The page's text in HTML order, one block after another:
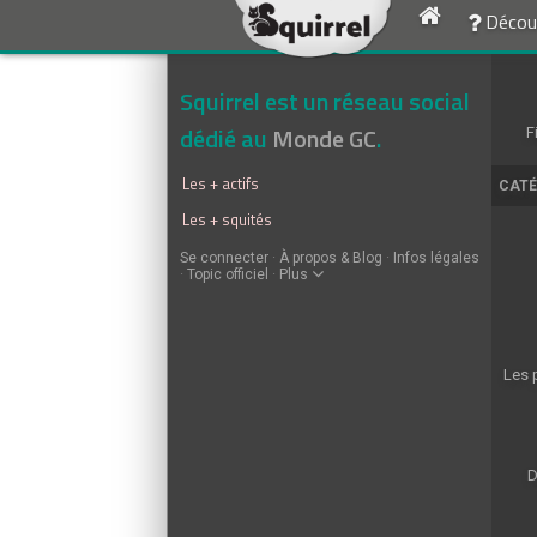
Squirrel est un réseau social
dédié au Monde GC.
Les + actifs
Les + squités
Se connecter· À propos & Blog · Infos légales
· Topic officiel · Plus
Les